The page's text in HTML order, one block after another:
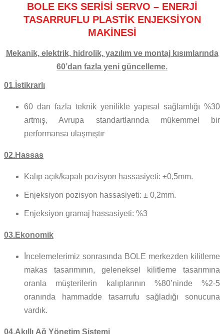
BOLE EKS SERİSİ SERVO – ENERJİ
TASARRUFLU PLASTİK ENJEKSİYON
MAKİNESİ
Mekanik, elektrik, hidrolik, yazılım ve montaj kısımlarında
60’dan fazla yeni güncelleme.
01.İstikrarlı
60 dan fazla teknik yenilikle yapısal sağlamlığı %30
artmış, Avrupa standartlarında mükemmel bir
performansa ulaşmıştır
02.Hassas
Kalıp açık/kapalı pozisyon hassasiyeti: ±0,5mm.
Enjeksiyon pozisyon hassasiyeti: ± 0,2mm.
Enjeksiyon gramaj hassasiyeti: %3
03.Ekonomik
İncelemelerimiz sonrasında BOLE merkezden kilitleme
makas tasarımının, geleneksel kilitleme tasarımına
oranla müşterilerin kalıplarının %80’ninde %2-5
oranında hammadde tasarrufu sağladığı sonucuna
vardık.
04.Akıllı Ağ Yönetim Sistemi